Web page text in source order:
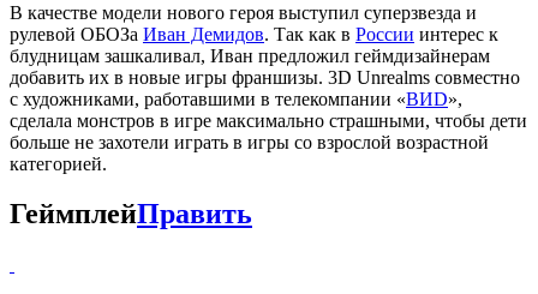
В качестве модели нового героя выступил суперзвезда и
рулевой ОБОЗа Иван Демидов. Так как в России интерес к
блудницам зашкаливал, Иван предложил геймдизайнерам
добавить их в новые игры франшизы. 3D Unrealms совместно
с художниками, работавшими в телекомпании «ВИD»,
сделала монстров в игре максимально страшными, чтобы дети
больше не захотели играть в игры со взрослой возрастной
категорией.
ГеймплейПравить